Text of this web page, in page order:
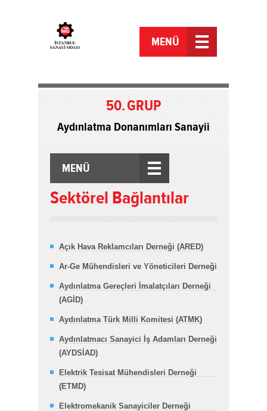
50.GRUP
Aydınlatma Donanımları Sanayii
MENÜ
MENÜ
Sektörel Bağlantılar
Açık Hava Reklamcıları Derneği (ARED)
Ar-Ge Mühendisleri ve Yöneticileri Derneği
Aydınlatma Gereçleri İmalatçıları Derneği
(AGİD)
Aydınlatma Türk Milli Komitesi (ATMK)
Aydınlatmacı Sanayici İş Adamları Derneği
(AYDSİAD)
Elektrik Tesisat Mühendisleri Derneği
(ETMD)
Elektromekanik Sanayiciler Derneği